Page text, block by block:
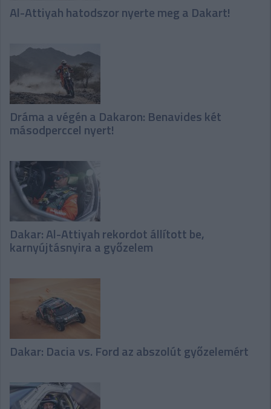
Al-Attiyah hatodszor nyerte meg a Dakart!
Dráma a végén a Dakaron: Benavides két
másodperccel nyert!
Dakar: Al-Attiyah rekordot állított be,
karnyújtásnyira a győzelem
Dakar: Dacia vs. Ford az abszolút győzelemért